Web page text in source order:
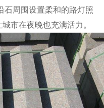
周围设置柔和的路灯照
市在夜晚也充满活力。